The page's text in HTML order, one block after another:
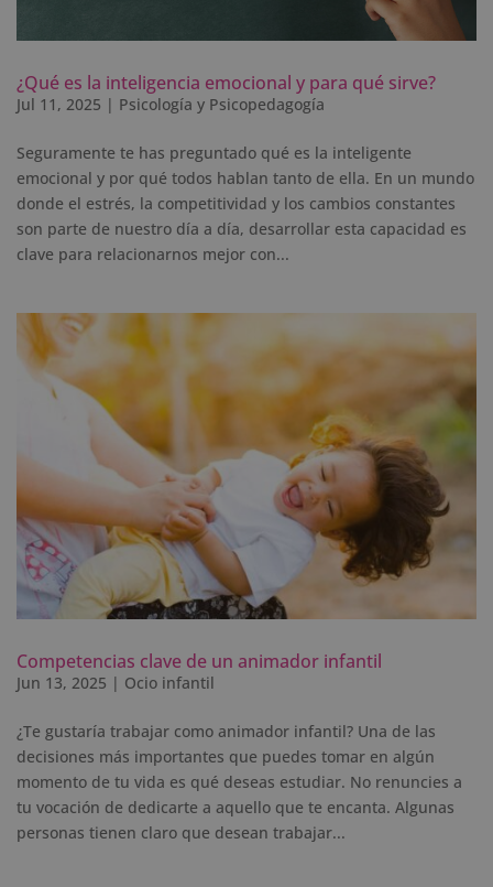
¿Qué es la inteligencia emocional y para qué sirve?
Jul 11, 2025 | Psicología y Psicopedagogía
Seguramente te has preguntado qué es la inteligente
emocional y por qué todos hablan tanto de ella. En un mundo
donde el estrés, la competitividad y los cambios constantes
son parte de nuestro día a día, desarrollar esta capacidad es
clave para relacionarnos mejor con...
Competencias clave de un animador infantil
Jun 13, 2025 | Ocio infantil
¿Te gustaría trabajar como animador infantil? Una de las
decisiones más importantes que puedes tomar en algún
momento de tu vida es qué deseas estudiar. No renuncies a
tu vocación de dedicarte a aquello que te encanta. Algunas
personas tienen claro que desean trabajar...